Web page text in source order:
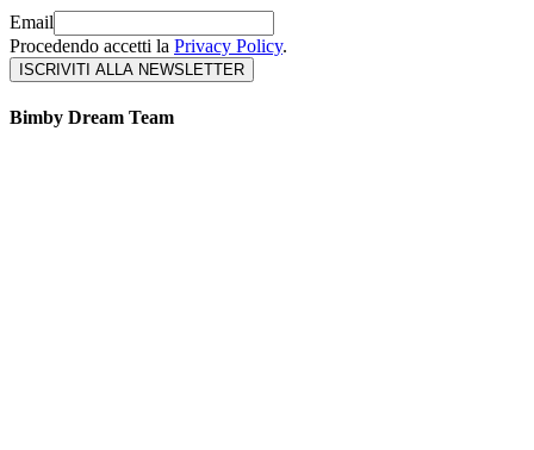
Email
Procedendo accetti la Privacy Policy.
Bimby Dream Team